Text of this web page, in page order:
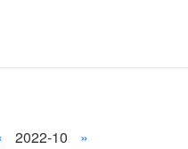
2022-10 »